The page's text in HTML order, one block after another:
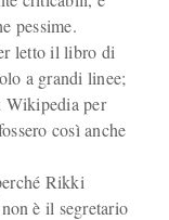
pessime.
letto il libro di
a grandi linee;
Wikipedia per
così anche
Rikki
è il segretario